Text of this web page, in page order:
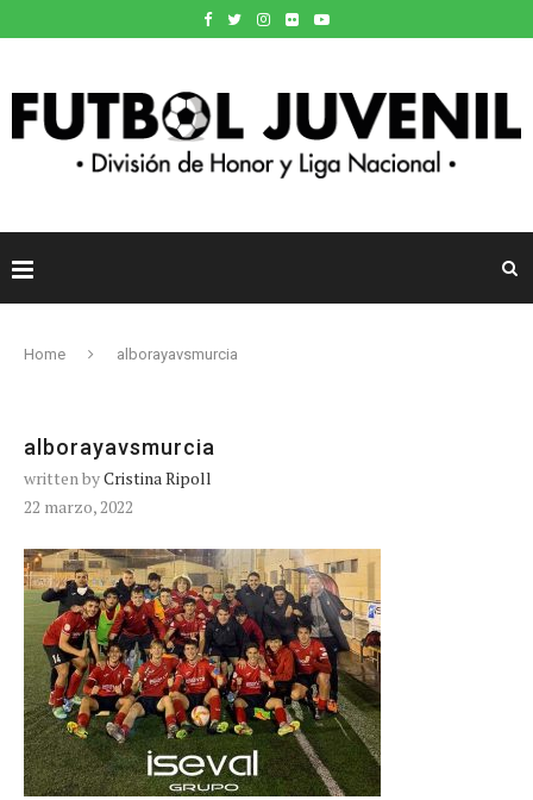
Home alborayavsmurcia
alborayavsmurcia
written byCristina Ripoll
22 marzo, 2022